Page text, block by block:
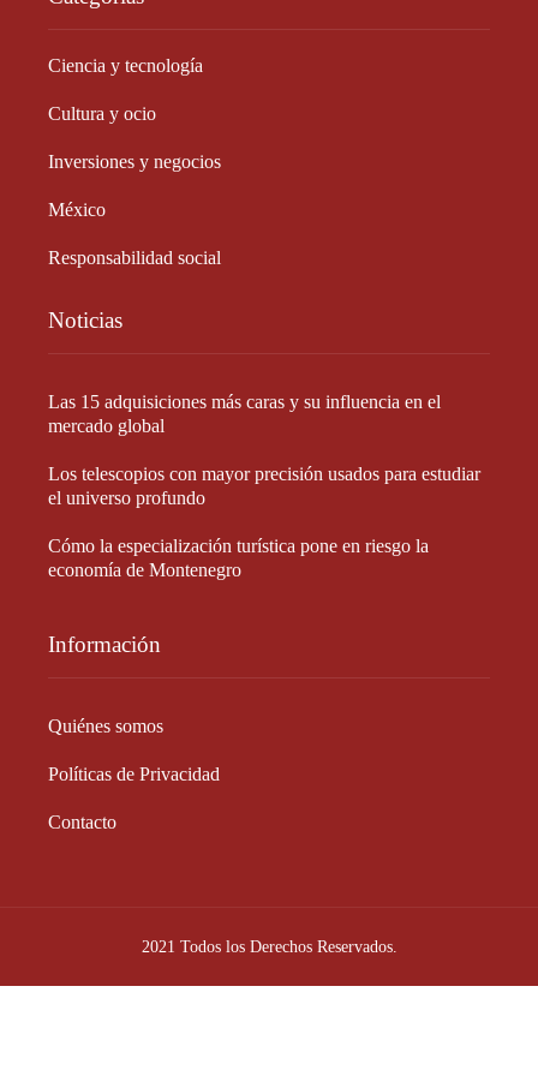
Ciencia y tecnología
Cultura y ocio
Inversiones y negocios
México
Responsabilidad social
Noticias
Las 15 adquisiciones más caras y su influencia en el
mercado global
Los telescopios con mayor precisión usados para estudiar
el universo profundo
Cómo la especialización turística pone en riesgo la
economía de Montenegro
Información
Quiénes somos
Políticas de Privacidad
Contacto
2021 Todos los Derechos Reservados.